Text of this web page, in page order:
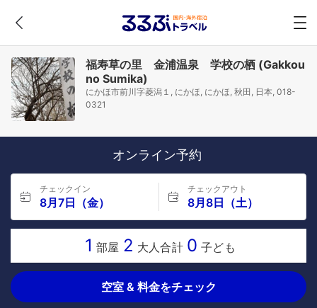
福寿草の里 金浦温泉 学校の栖 (Gakkou
no Sumika)
にかほ市前川字菱潟１, にかほ, にかほ, 秋田, 日本, 018-
0321
オンライン予約
チェックイン
8月7日（金）
チェックアウト
8月8日（土）
1 部屋 2 大人合計 0 子ども
空室 & 料金をチェック